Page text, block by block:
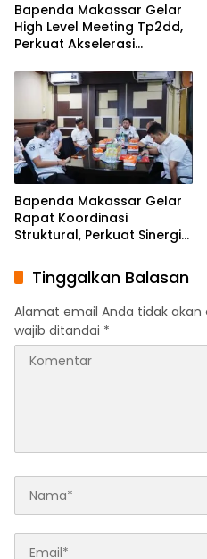
Bapenda Makassar Gelar
High Level Meeting Tp2dd,
Perkuat Akselerasi
Layanan Daerah
Bapenda Makassar Gelar
Rapat Koordinasi
Struktural, Perkuat Sinergi
Pendapatan Daerah
Tinggalkan Balasan
Alamat email Anda tidak akan
wajib ditandai *